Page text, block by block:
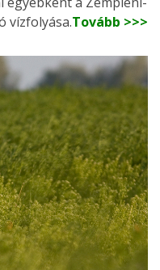
vízfolyása.Tovább >>>